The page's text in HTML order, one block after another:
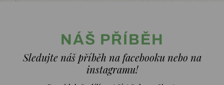
NÁŠ PŘÍBĚH
Sledujte náš příběh na facebooku nebo na
instagramu!